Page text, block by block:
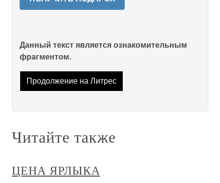
Данный текст является ознакомительным
фрагментом.
Продолжение на Литрес
Читайте также
ЦЕНА ЯРЛЫКА